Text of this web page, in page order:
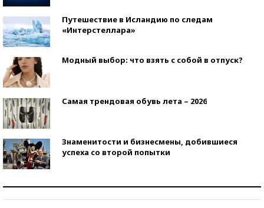
Путешествие в Исландию по следам
«Интерстеллара»
Модный выбор: что взять с собой в отпуск?
Самая трендовая обувь лета – 2026
Знаменитости и бизнесмены, добившиеся
успеха со второй попытки